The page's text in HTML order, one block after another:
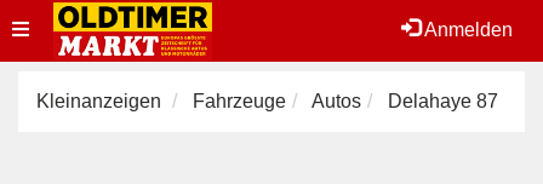
Anmelden
Toggle
navigation
Kleinanzeigen Fahrzeuge Autos Delahaye 87